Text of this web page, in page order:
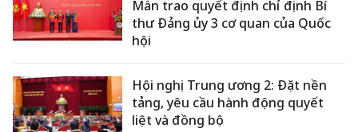
Mẫn trao quyết định chỉ định Bí
thư Đảng ủy 3 cơ quan của Quốc
hội
Hội nghị Trung ương 2: Đặt nền
tảng, yêu cầu hành động quyết
liệt và đồng bộ